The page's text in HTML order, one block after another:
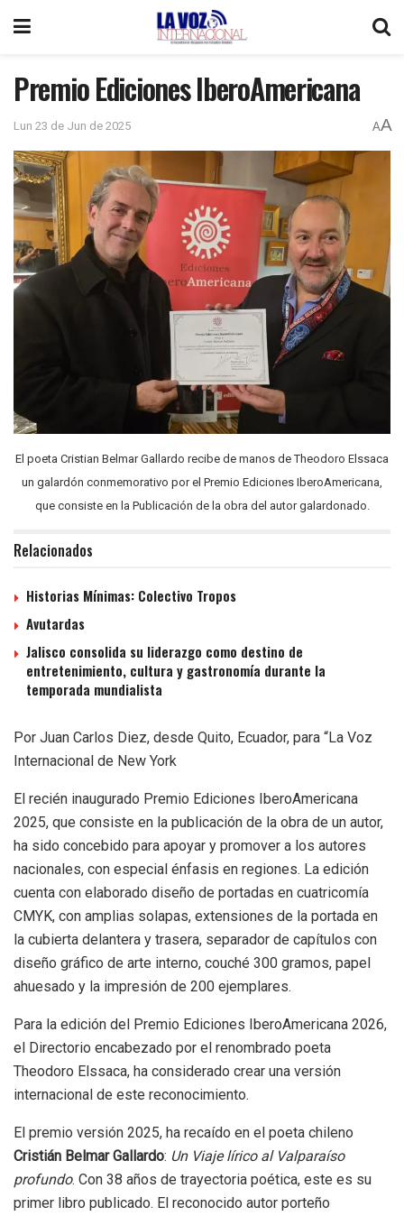
Premio Ediciones IberoAmericana
Lun 23 de Jun de 2025 AA
El poeta Cristian Belmar Gallardo recibe de manos de Theodoro Elssaca
un galardón conmemorativo por el Premio Ediciones IberoAmericana,
que consiste en la Publicación de la obra del autor galardonado.
Relacionados
Historias Mínimas: Colectivo Tropos
Avutardas
Jalisco consolida su liderazgo como destino de
entretenimiento, cultura y gastronomía durante la
temporada mundialista
Por Juan Carlos Diez, desde Quito, Ecuador, para “La Voz
Internacional de New York
El recién inaugurado Premio Ediciones IberoAmericana
2025, que consiste en la publicación de la obra de un autor,
ha sido concebido para apoyar y promover a los autores
nacionales, con especial énfasis en regiones. La edición
cuenta con elaborado diseño de portadas en cuatricomía
CMYK, con amplias solapas, extensiones de la portada en
la cubierta delantera y trasera, separador de capítulos con
diseño gráfico de arte interno, couché 300 gramos, papel
ahuesado y la impresión de 200 ejemplares.
Para la edición del Premio Ediciones IberoAmericana 2026,
el Directorio encabezado por el renombrado poeta
Theodoro Elssaca, ha considerado crear una versión
internacional de este reconocimiento.
El premio versión 2025, ha recaído en el poeta chileno
Cristián Belmar Gallardo: Un Viaje lírico al Valparaíso
profundo. Con 38 años de trayectoria poética, este es su
primer libro publicado. El reconocido autor porteño